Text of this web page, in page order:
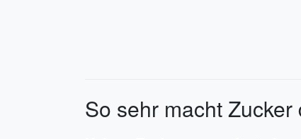
So sehr macht